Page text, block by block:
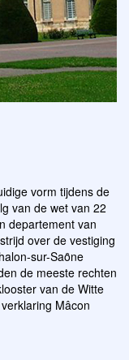
vorm tijdens de
van de wet van 22
departement van
over de vestiging
sur-Saȏne
de meeste rechten
van de Witte
Mâcon